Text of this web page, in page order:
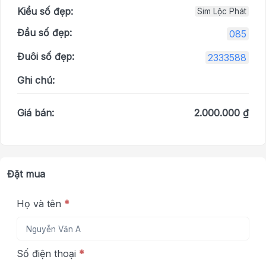
Kiểu số đẹp: Sim Lộc Phát
Đầu số đẹp:
085
Đuôi số đẹp:
2333588
Ghi chú:
Giá bán: 2.000.000 ₫
Đặt mua
Họ và tên *
Số điện thoại *